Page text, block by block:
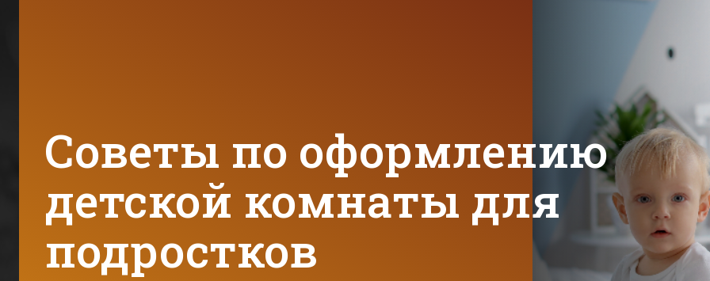
Советы по оформлению
детской комнаты для
подростков